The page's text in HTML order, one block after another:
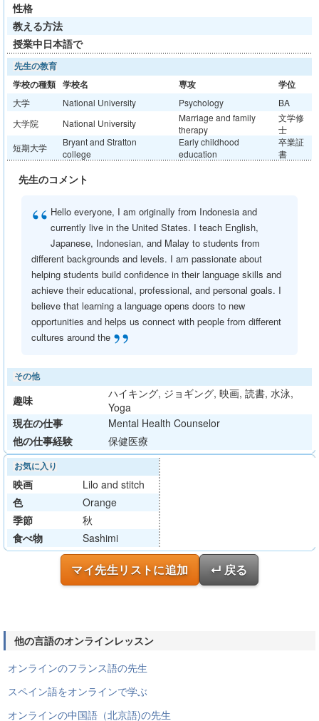
性格
教える方法
授業中日本語で
先生の教育
学校の種類 学校名 専攻 学位
大学 National University Psychology
BA
大学院
National University
Marriage and family
therapy
文学修
士
短期大学
Bryant and Stratton
college
Early childhood
education
卒業証
書
先生のコメント
“ Hello everyone, I am originally from Indonesia and
currently live in the United States. I teach English,
Japanese, Indonesian, and Malay to students from
different backgrounds and levels. I am passionate about
helping students build confidence in their language skills and
achieve their educational, professional, and personal goals. I
believe that learning a language opens doors to new
opportunities and helps us connect with people from different
cultures around the ”
その他
趣味
ハイキング, ジョギング, 映画, 読書, 水泳,
Yoga
現在の仕事
Mental Health Counselor
他の仕事経験
保健医療
お気に入り
映画
Lilo and stitch
色
Orange
季節
秋
食べ物
Sashimi
マイ先生リストに追加 ↵ 戻る
他の言語のオンラインレッスン
オンラインのフランス語の先生
スペイン語をオンラインで学ぶ
オンラインの中国語（北京語)の先生